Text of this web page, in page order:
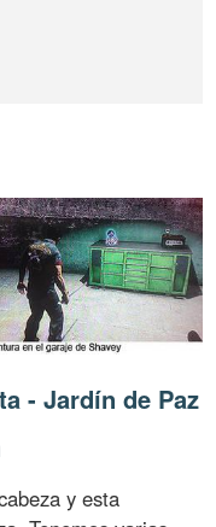
- Jardín de Paz
y esta